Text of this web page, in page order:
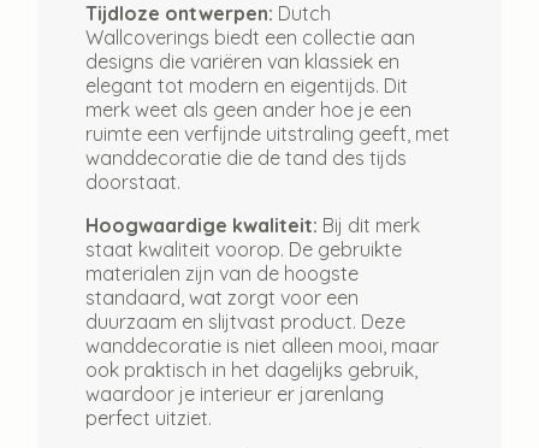
Tijdloze ontwerpen: Dutch
Wallcoverings biedt een collectie aan
designs die variëren van klassiek en
elegant tot modern en eigentijds. Dit
merk weet als geen ander hoe je een
ruimte een verfijnde uitstraling geeft, met
wanddecoratie die de tand des tijds
doorstaat.
Hoogwaardige kwaliteit: Bij dit merk
staat kwaliteit voorop. De gebruikte
materialen zijn van de hoogste
standaard, wat zorgt voor een
duurzaam en slijtvast product. Deze
wanddecoratie is niet alleen mooi, maar
ook praktisch in het dagelijks gebruik,
waardoor je interieur er jarenlang
perfect uitziet.